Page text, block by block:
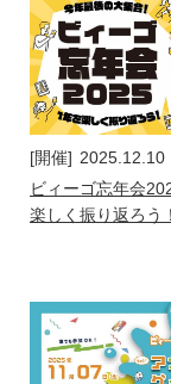
[開催] 2025.12.10
ビィーゴ忘年会
楽しく振り返ろう